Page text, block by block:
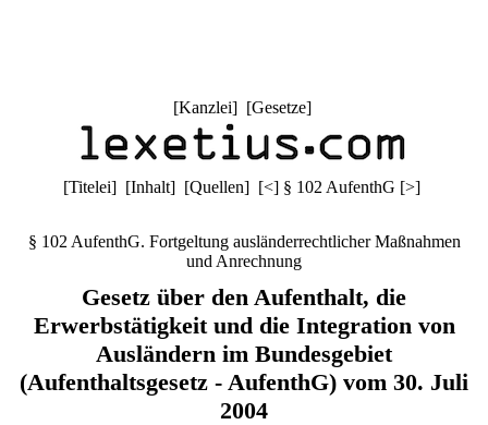
[Kanzlei] [Gesetze]
[Titelei] [Inhalt] [Quellen] [<] § 102 AufenthG [>]
§ 102 AufenthG. Fortgeltung ausländerrechtlicher Maßnahmen
und Anrechnung
Gesetz über den Aufenthalt, die
Erwerbstätigkeit und die Integration von
Ausländern im Bundesgebiet
(Aufenthaltsgesetz - AufenthG) vom 30. Juli
2004